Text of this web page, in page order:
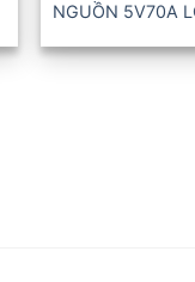
NGUỒN 5V70A